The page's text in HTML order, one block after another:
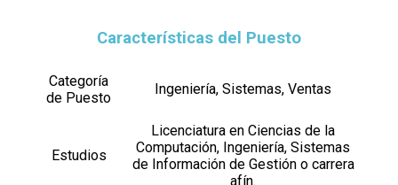
Características del Puesto
Categoría
de Puesto
Ingeniería, Sistemas, Ventas
Estudios
Licenciatura en Ciencias de la
Computación, Ingeniería, Sistemas
de Información de Gestión o carrera
afín.